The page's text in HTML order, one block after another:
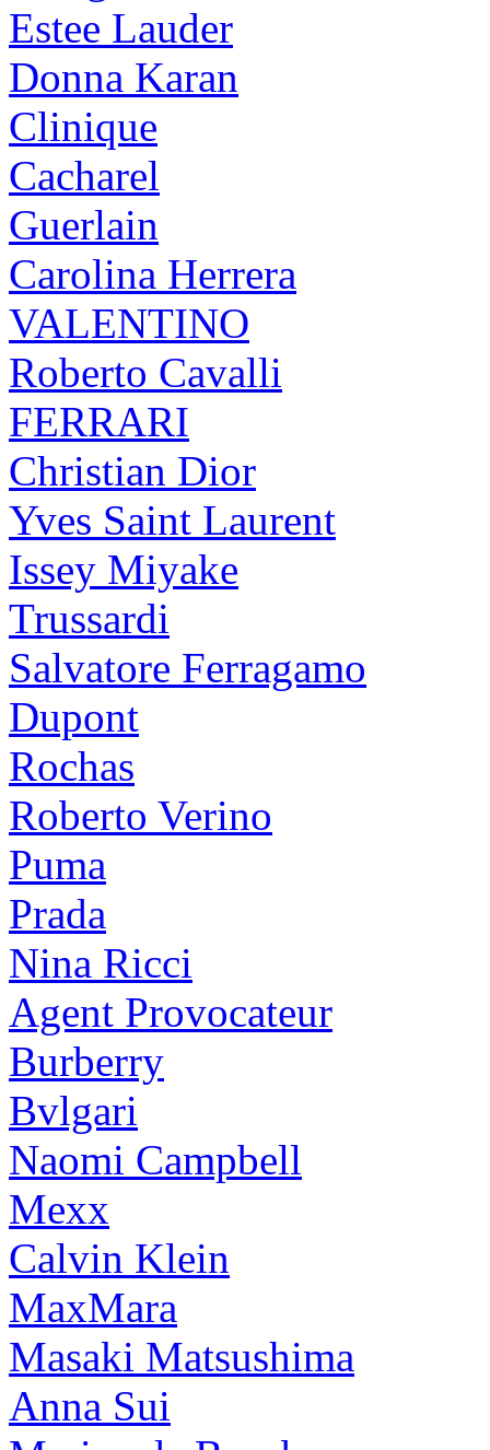
Estee Lauder
Donna Karan
Clinique
Cacharel
Guerlain
Carolina Herrera
VALENTINO
Roberto Cavalli
FERRARI
Christian Dior
Yves Saint Laurent
Issey Miyake
Trussardi
Salvatore Ferragamo
Dupont
Rochas
Roberto Verino
Puma
Prada
Nina Ricci
Agent Provocateur
Burberry
Bvlgari
Naomi Campbell
Mexx
Calvin Klein
MaxMara
Masaki Matsushima
Anna Sui